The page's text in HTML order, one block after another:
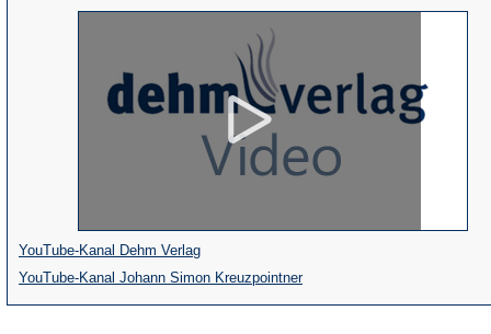
YouTube-Kanal Dehm Verlag(Öffnet
in
einem
YouTube-Kanal Johann Simon Kreuzpointner(Öffnet
in